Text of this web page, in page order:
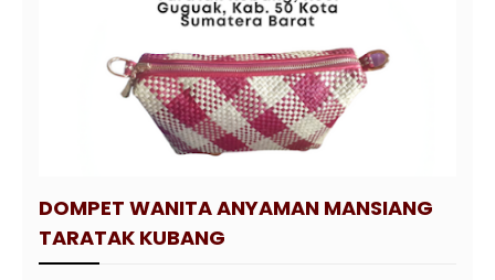
DOMPET WANITA ANYAMAN MANSIANG
TARATAK KUBANG